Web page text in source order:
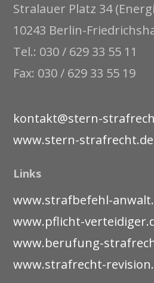
Stralauer Platz 34
10243 Berlin-
Tel.: 030 / 629 33 55 11
Fax: 030 / 629 33 55 19
kontakt@stern-
www.stern-strafrecht.de
Links
www.strafbefehl-
www.pflicht-
www.berufung-
www.strafrecht-